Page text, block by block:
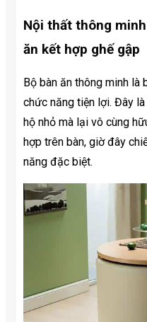
Nội thất thông
ăn kết hợp ghế gập
Bộ bàn ăn thông minh là
chức năng tiện lợi. Đây
hộ nhỏ mà lại vô cùng
hợp trên bàn, giờ đây
năng đặc biệt.